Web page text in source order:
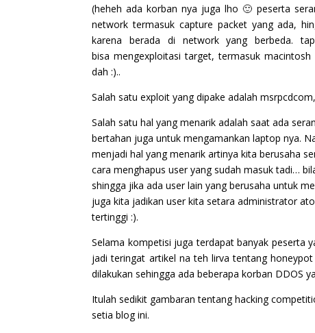
(heheh ada korban nya juga lho 🙂 peserta
network termasuk capture packet yang ada,
karena berada di network yang berbeda.
bisa mengexploitasi target, termasuk
dah :)..
Salah satu exploit yang dipake adalah
Salah satu hal yang menarik adalah saat ada
bertahan juga untuk mengamankan laptop nya.
menjadi hal yang menarik artinya kita berusaha
cara menghapus user yang sudah masuk tadi…
shingga jika ada user lain yang berusaha untuk
juga kita jadikan user kita setara administrator
tertinggi :).
Selama kompetisi juga terdapat banyak peserta
jadi teringat artikel na teh lirva tentang
dilakukan sehingga ada beberapa korban DDOS
Itulah sedikit gambaran tentang hacking
setia blog ini.